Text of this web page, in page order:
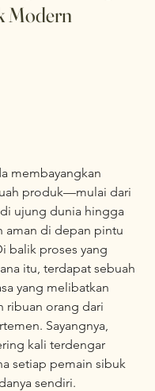
Modern
membayangkan
produk—mulai dari
ujung dunia hingga
aman di depan pintu
balik proses yang
itu, terdapat sebuah
yang melibatkan
ribuan orang dari
Sayangnya,
kali terdengar
setiap pemain sibuk
sendiri.